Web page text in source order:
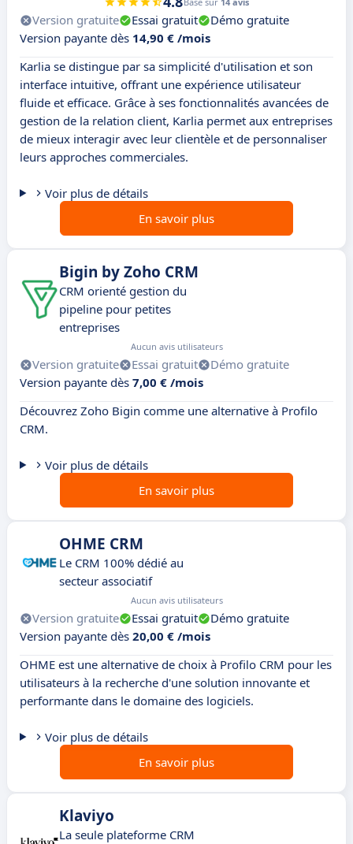
Version gratuite Essai gratuit
Démo gratuite
Version payante dès 14,90 € /mois
Karlia se distingue par sa simplicité d'utilisation et son
interface intuitive, offrant une expérience utilisateur
fluide et efficace. Grâce à ses fonctionnalités avancées de
gestion de la relation client, Karlia permet aux entreprises
de mieux interagir avec leur clientèle et de personnaliser
leurs approches commerciales.
Voir plus de détails
En savoir plus
Bigin by Zoho CRM
CRM orienté gestion du
pipeline pour petites
entreprises
Aucun avis utilisateurs
Version gratuite Essai gratuit
Démo gratuite
Version payante dès 7,00 € /mois
Découvrez Zoho Bigin comme une alternative à Profilo
CRM.
Voir plus de détails
En savoir plus
OHME CRM
Le CRM 100% dédié au
secteur associatif
Aucun avis utilisateurs
Version gratuite Essai gratuit
Démo gratuite
Version payante dès 20,00 € /mois
OHME est une alternative de choix à Profilo CRM pour les
utilisateurs à la recherche d'une solution innovante et
performante dans le domaine des logiciels.
Voir plus de détails
En savoir plus
Klaviyo
La seule plateforme CRM